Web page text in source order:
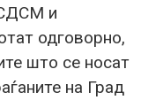
СДСМ и
одговорно,
што се носат
на Град